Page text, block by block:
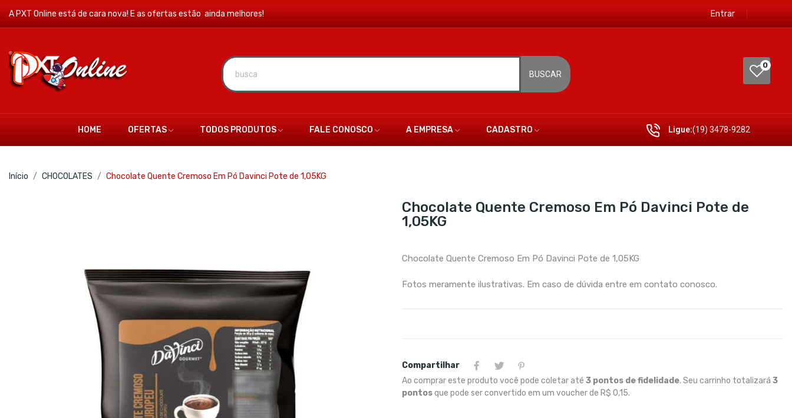
A PXT Online está de cara nova! E as ofertas estão ainda melhores! Entrar
BUSCAR
0
HOME OFERTAS TODOS PRODUTOS FALE CONOSCO A EMPRESA CADASTRO Ligue:(19) 3478-9282
Início CHOCOLATES Chocolate Quente Cremoso Em Pó Davinci Pote de 1,05KG
Chocolate Quente Cremoso Em Pó Davinci Pote de
1,05KG
Chocolate Quente Cremoso Em Pó Davinci Pote de 1,05KG
Fotos meramente ilustrativas. Em caso de dúvida entre em contato conosco.
Compartilhar
Ao comprar este produto você pode coletar até 3 pontos de fidelidade. Seu carrinho totalizará 3
pontosque pode ser convertido em um voucher de R$ 0,15.